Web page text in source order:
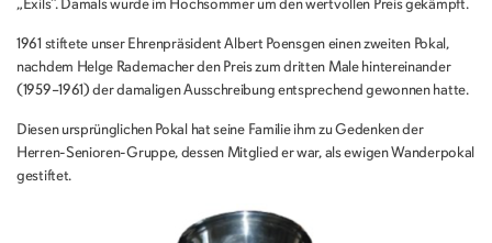
„Exils“. Damals wurde im Hochsommer um den wertvollen Preis gekämpft.
1961 stiftete unser Ehrenpräsident Albert Poensgen einen zweiten Pokal,
nachdem Helge Rademacher den Preis zum dritten Male hintereinander
(1959–1961) der damaligen Ausschreibung entsprechend gewonnen hatte.
Diesen ursprünglichen Pokal hat seine Familie ihm zu Gedenken der
Herren-Senioren-Gruppe, dessen Mitglied er war, als ewigen Wanderpokal
gestiftet.